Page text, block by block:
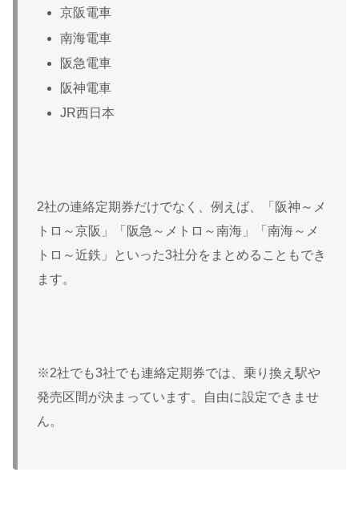
京阪電車
南海電車
阪急電車
阪神電車
JR西日本
2社の連絡定期券だけでなく、例えば、「阪神～メ
トロ～京阪」「阪急～メトロ～南海」「南海～メ
トロ～近鉄」といった3社分をまとめることもでき
ます。
※2社でも3社でも連絡定期券では、乗り換え駅や
発売区間が決まっています。自由に設定できませ
ん。